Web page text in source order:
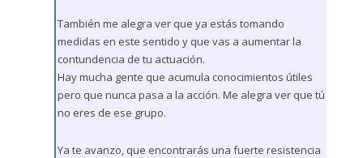
También me alegra ver que ya estás tomando
medidas en este sentido y que vas a aumentar la
contundencia de tu actuación.
Hay mucha gente que acumula conocimientos útiles
pero que nunca pasa a la acción. Me alegra ver que tú
no eres de ese grupo.
Ya te avanzo, que encontrarás una fuerte resistencia